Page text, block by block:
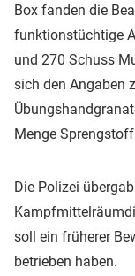
Box fanden die
funktionstüchtige
und 270 Schuss
sich den Angaben
Menge
Die Polizei
soll ein früherer
betrieben haben.